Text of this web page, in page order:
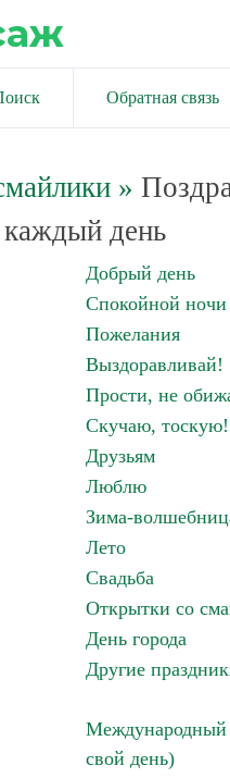
Обратная связь
»
каждый день
Добрый день
Спокойной ночи
Пожелания
Выздоравливай!
Прости, не
Скучаю, тоскую!
Друзьям
Люблю
Зима-
Лето
Свадьба
Открытки со
День города
Другие
Международный
свой день)